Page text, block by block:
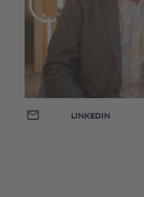
E-MAIL LINKEDIN